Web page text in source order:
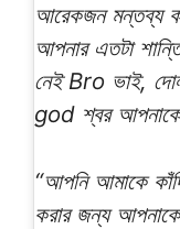
আরেকজন মন্তব্য
আপনার এতটা
নেই Bro ভাই,
god শ্বর
“আপনি আমাকে
করার জন্য